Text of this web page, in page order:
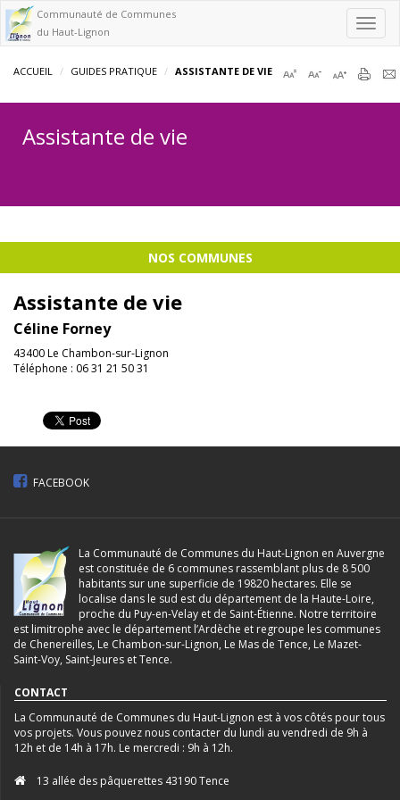
Communauté de Communes
du Haut-Lignon
ACCUEIL GUIDES PRATIQUE ASSISTANTE DE VIE
Assistante de vie
NOS COMMUNES
Assistante de vie
Céline Forney
43400 Le Chambon-sur-Lignon
Téléphone : 06 31 21 50 31
FACEBOOK
La Communauté de Communes du Haut-Lignon en Auvergne
est constituée de 6 communes rassemblant plus de 8 500
habitants sur une superficie de 19820 hectares. Elle se
localise dans le sud est du département de la Haute-Loire,
proche du Puy-en-Velay et de Saint-Étienne. Notre territoire
est limitrophe avec le département l’Ardèche et regroupe les communes
de Chenereilles, Le Chambon-sur-Lignon, Le Mas de Tence, Le Mazet-
Saint-Voy, Saint-Jeures et Tence.
CONTACT
La Communauté de Communes du Haut-Lignon est à vos côtés pour tous
vos projets. Vous pouvez nous contacter du lundi au vendredi de 9h à
12h et de 14h à 17h. Le mercredi : 9h à 12h.
13 allée des pâquerettes 43190 Tence